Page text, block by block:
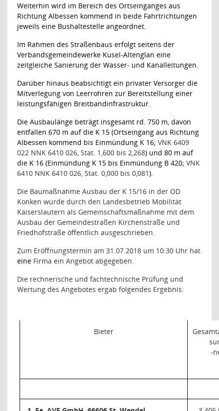
Weiterhin wird im Bereich des Ortseinganges aus
Richtung Albessen kommend in beide Fahrtrichtungen
jeweils eine Bushaltestelle angeordnet.
Im Rahmen des Straßenbaus erfolgt seitens der
Verbandsgemeindewerke Kusel-Altenglan eine
zeitgleiche Sanierung der Wasser- und Kanalleitungen.
Darüber hinaus beabsichtigt ein privater Versorger die
Mitverlegung von Leerrohren zur Bereitstellung einer
leistungsfähigen Breitbandinfrastruktur.
Die Ausbaulänge beträgt insgesamt rd. 750 m, davon
entfallen 670 m auf die K 15 (Ortseingang aus Richtung
Albessen kommend bis Einmündung K 16; VNK 6409
022 NNK 6410 026, Stat. 1,600 bis 2,268) und 80 m auf
die K 16 (Einmündung K 15 bis Einmündung B 420; VNK
6410 NNK 6410 026, Stat. 0,000 bis 0,081).
Die Baumaßnahme Ausbau der K 15/16 in der OD
Konken wurde durch den Landesbetrieb Mobilität
Kaiserslautern als Gemeinschaftsmaßnahme mit dem
Ausbau der Gemeindestraßen Kirchenstraße und
Friedhofstraße öffentlich ausgeschrieben.
Zum Eröffnungstermin am 31.07.2018 um 10:30 Uhr hat
eine Firma ein Angebot abgegeben.
Die rechnerische und fachtechnische Prüfung und
Wertung des Angebotes ergab folgendes Ergebnis:
Bieter
-